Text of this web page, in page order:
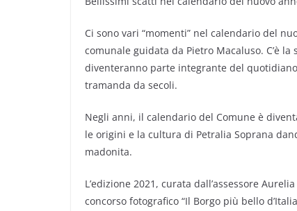
Ci sono vari “momenti” nel calendario del
comunale guidata da Pietro Macaluso. C’è
diventeranno parte integrante del
tramanda da secoli.
Negli anni, il calendario del Comune è
le origini e la cultura di Petralia Soprana
madonita.
L’edizione 2021, curata dall’assessore
concorso fotografico “Il Borgo più bello